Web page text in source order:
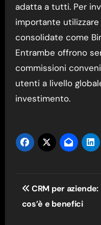
adatta a tutti. Per
importante
consolidate come
Entrambe offrono
commissioni
utenti a livello
investimento.
Navigazione
articoli
CRM per aziende:
cos’è e benefici